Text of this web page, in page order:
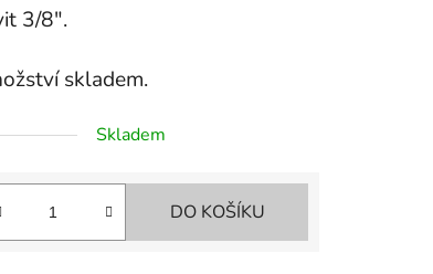
3/8".
skladem.
Skladem
DO KOŠÍKU